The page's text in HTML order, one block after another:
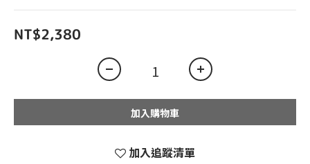
NT$2,380
加入購物車
加入追蹤清單